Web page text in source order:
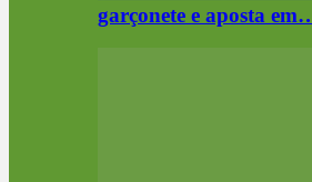
garçonete e aposta